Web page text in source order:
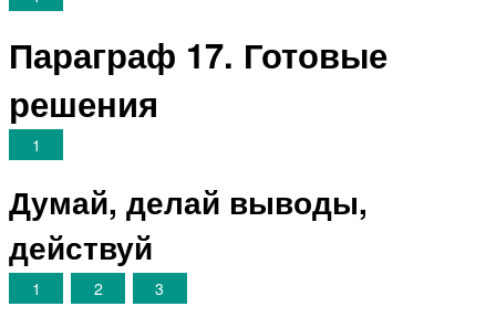
Параграф 17. Готовые
решения
1
Думай, делай выводы,
действуй
1 2 3